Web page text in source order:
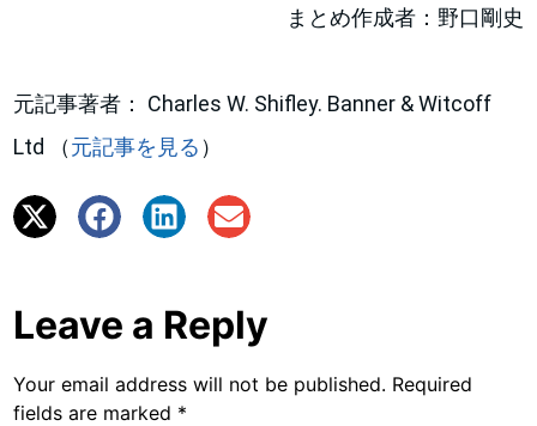
まとめ作成者：野口剛史
元記事著者： Charles W. Shifley. Banner & Witcoff
Ltd （元記事を見る ）
Leave a Reply
Your email address will not be published. Required
fields are marked *